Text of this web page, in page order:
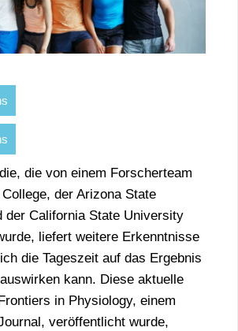
die von einem Forscherteam
der Arizona State
der California State University
liefert weitere Erkenntnisse
die Tageszeit auf das Ergebnis
kann. Diese aktuelle
in Physiology, einem
veröffentlicht wurde,